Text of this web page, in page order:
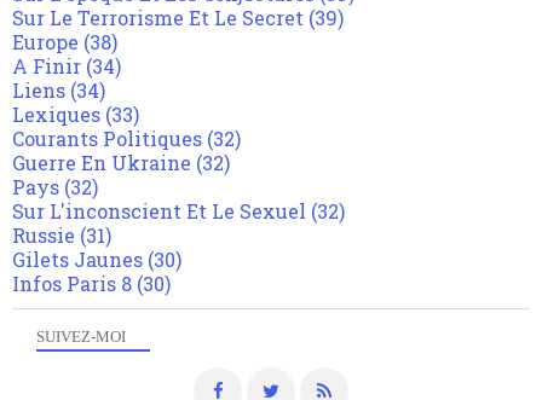
SUIVEZ-MOI
Sur Le Terrorisme Et Le Secret (39)
Europe (38)
A Finir (34)
Liens (34)
Lexiques (33)
Courants Politiques (32)
Guerre En Ukraine (32)
Pays (32)
Sur L'inconscient Et Le Sexuel (32)
Russie (31)
Gilets Jaunes (30)
Infos Paris 8 (30)